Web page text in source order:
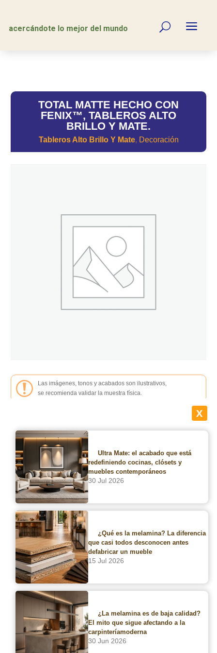
acercándote lo mejor del mundo U a
TOTAL MATTE HECHO CON
FENIX™, TABLEROS ALTO
BRILLO Y MATE.
Tableros Alto Brillo Y Mate, Decoración
Las imágenes, tonos y acabados son ilustrativos,
se recomienda validar la muestra física.
COTIZA CON UN ASESOR
Buscador de sucursales
¡Síguenos en nuestras redes!
X
Ultra Mate: el acabado que está
redefiniendo cocinas, clósets y
muebles contemporáneos
30 Jul 2026
¿Qué es la melamina? La diferencia
que casi todos desconocen antes
defabricar un mueble
15 Jul 2026
¿La melamina es de baja calidad?
El mito que sigue afectando a la
carpinteríamoderna
30 Jun 2026